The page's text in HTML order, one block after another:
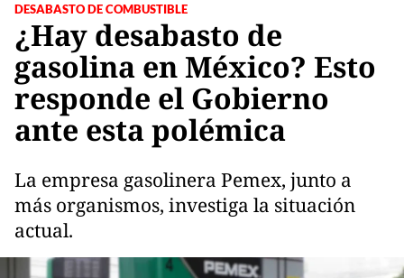
DESABASTO DE COMBUSTIBLE
¿Hay desabasto de
gasolina en México? Esto
responde el Gobierno
ante esta polémica
La empresa gasolinera Pemex, junto a
más organismos, investiga la situación
actual.